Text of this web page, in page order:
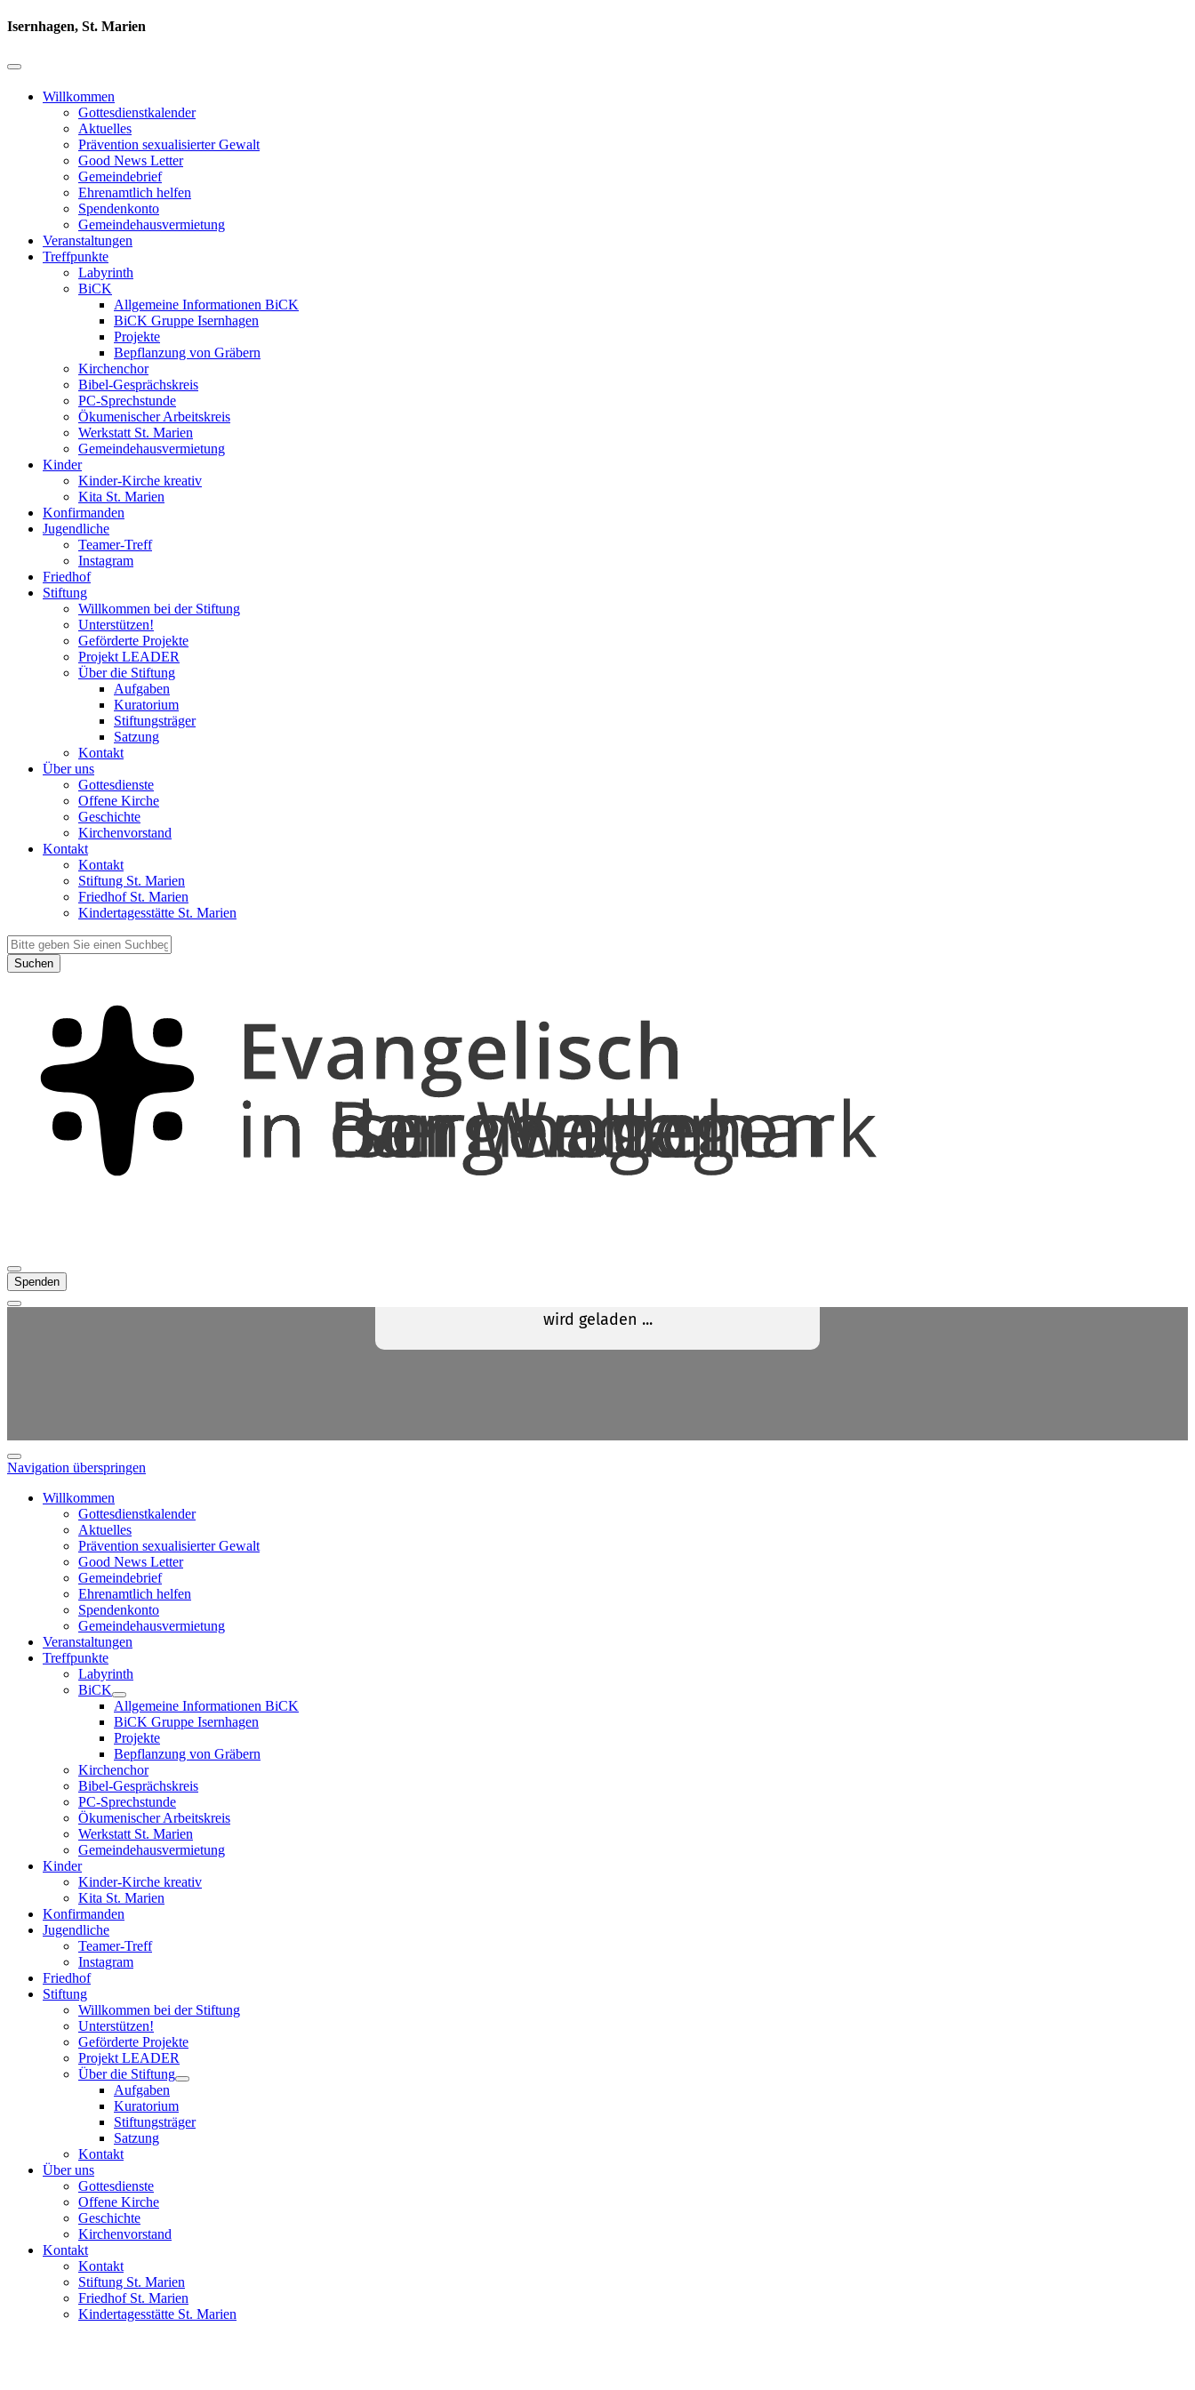
Isernhagen, St. Marien
Willkommen
Gottesdienstkalender
Aktuelles
Prävention sexualisierter Gewalt
Good News Letter
Gemeindebrief
Ehrenamtlich helfen
Spendenkonto
Gemeindehausvermietung
Veranstaltungen
Treffpunkte
Labyrinth
BiCK
Allgemeine Informationen BiCK
BiCK Gruppe Isernhagen
Projekte
Bepflanzung von Gräbern
Kirchenchor
Bibel-Gesprächskreis
PC-Sprechstunde
Ökumenischer Arbeitskreis
Werkstatt St. Marien
Gemeindehausvermietung
Kinder
Kinder-Kirche kreativ
Kita St. Marien
Konfirmanden
Jugendliche
Teamer-Treff
Instagram
Friedhof
Stiftung
Willkommen bei der Stiftung
Unterstützen!
Geförderte Projekte
Projekt LEADER
Über die Stiftung
Aufgaben
Kuratorium
Stiftungsträger
Satzung
Kontakt
Über uns
Gottesdienste
Offene Kirche
Geschichte
Kirchenvorstand
Kontakt
Kontakt
Stiftung St. Marien
Friedhof St. Marien
Kindertagesstätte St. Marien
Suchen
Spenden
Navigation überspringen
Willkommen
Gottesdienstkalender
Aktuelles
Prävention sexualisierter Gewalt
Good News Letter
Gemeindebrief
Ehrenamtlich helfen
Spendenkonto
Gemeindehausvermietung
Veranstaltungen
Treffpunkte
Labyrinth
BiCK
Allgemeine Informationen BiCK
BiCK Gruppe Isernhagen
Projekte
Bepflanzung von Gräbern
Kirchenchor
Bibel-Gesprächskreis
PC-Sprechstunde
Ökumenischer Arbeitskreis
Werkstatt St. Marien
Gemeindehausvermietung
Kinder
Kinder-Kirche kreativ
Kita St. Marien
Konfirmanden
Jugendliche
Teamer-Treff
Instagram
Friedhof
Stiftung
Willkommen bei der Stiftung
Unterstützen!
Geförderte Projekte
Projekt LEADER
Über die Stiftung
Aufgaben
Kuratorium
Stiftungsträger
Satzung
Kontakt
Über uns
Gottesdienste
Offene Kirche
Geschichte
Kirchenvorstand
Kontakt
Kontakt
Stiftung St. Marien
Friedhof St. Marien
Kindertagesstätte St. Marien